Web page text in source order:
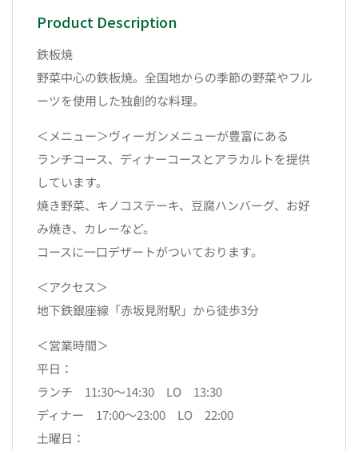
Product Description
鉄板焼
野菜中心の鉄板焼。全国地からの季節の野菜やフル
ーツを使用した独創的な料理。
＜メニュー＞ヴィーガンメニューが豊富にある
ランチコース、ディナーコースとアラカルトを提供
しています。
焼き野菜、キノコステーキ、豆腐ハンバーグ、お好
み焼き、カレーなど。
コースに一口デザートがついております。
＜アクセス＞
地下鉄銀座線「赤坂見附駅」から徒歩3分
＜営業時間＞
平日：
ランチ 11:30〜14:30 LO 13:30
ディナー 17:00〜23:00 LO 22:00
土曜日：